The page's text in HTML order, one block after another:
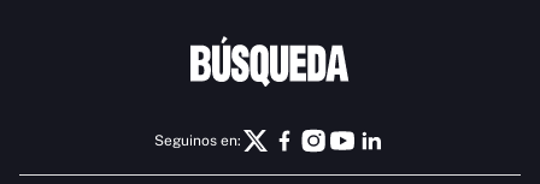
Seguinos en: